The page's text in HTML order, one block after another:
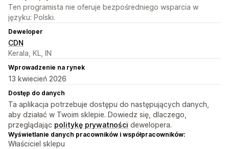
Ten programista nie oferuje bezpośredniego wsparcia w
języku: Polski.
Deweloper
CDN
Kerala, KL, IN
Wprowadzenie na rynek
13 kwiecień 2026
Dostęp do danych
Ta aplikacja potrzebuje dostępu do następujących danych,
aby działać w Twoim sklepie. Dowiedz się, dlaczego,
przeglądając politykę prywatności dewelopera.
Wyświetlanie danych pracowników i współpracowników:
Właściciel sklepu